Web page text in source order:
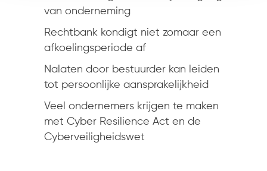
van onderneming
Rechtbank kondigt niet zomaar een
afkoelingsperiode af
Nalaten door bestuurder kan leiden
tot persoonlijke aansprakelijkheid
Veel ondernemers krijgen te maken
met Cyber Resilience Act en de
Cyberveiligheidswet